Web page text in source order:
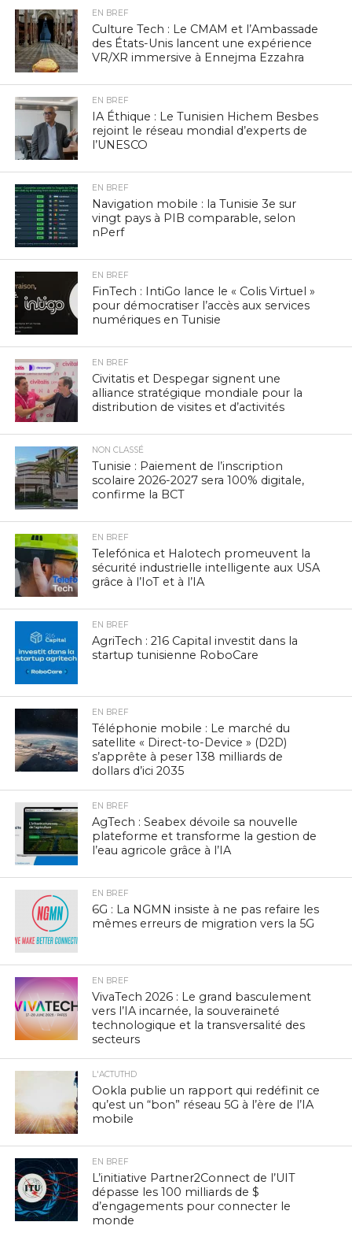
EN BREF
Culture Tech : Le CMAM et l’Ambassade
des États-Unis lancent une expérience
VR/XR immersive à Ennejma Ezzahra
EN BREF
IA Éthique : Le Tunisien Hichem Besbes
rejoint le réseau mondial d’experts de
l’UNESCO
EN BREF
Navigation mobile : la Tunisie 3e sur
vingt pays à PIB comparable, selon
nPerf
EN BREF
FinTech : IntiGo lance le « Colis Virtuel »
pour démocratiser l’accès aux services
numériques en Tunisie
EN BREF
Civitatis et Despegar signent une
alliance stratégique mondiale pour la
distribution de visites et d’activités
NON CLASSÉ
Tunisie : Paiement de l’inscription
scolaire 2026-2027 sera 100% digitale,
confirme la BCT
EN BREF
Telefónica et Halotech promeuvent la
sécurité industrielle intelligente aux USA
grâce à l’IoT et à l’IA
EN BREF
AgriTech : 216 Capital investit dans la
startup tunisienne RoboCare
EN BREF
Téléphonie mobile : Le marché du
satellite « Direct-to-Device » (D2D)
s’apprête à peser 138 milliards de
dollars d’ici 2035
EN BREF
AgTech : Seabex dévoile sa nouvelle
plateforme et transforme la gestion de
l’eau agricole grâce à l’IA
EN BREF
6G : La NGMN insiste à ne pas refaire les
mêmes erreurs de migration vers la 5G
EN BREF
VivaTech 2026 : Le grand basculement
vers l’IA incarnée, la souveraineté
technologique et la transversalité des
secteurs
L'ACTUTHD
Ookla publie un rapport qui redéfinit ce
qu’est un “bon” réseau 5G à l’ère de l’IA
mobile
EN BREF
L’initiative Partner2Connect de l’UIT
dépasse les 100 milliards de $
d’engagements pour connecter le
monde